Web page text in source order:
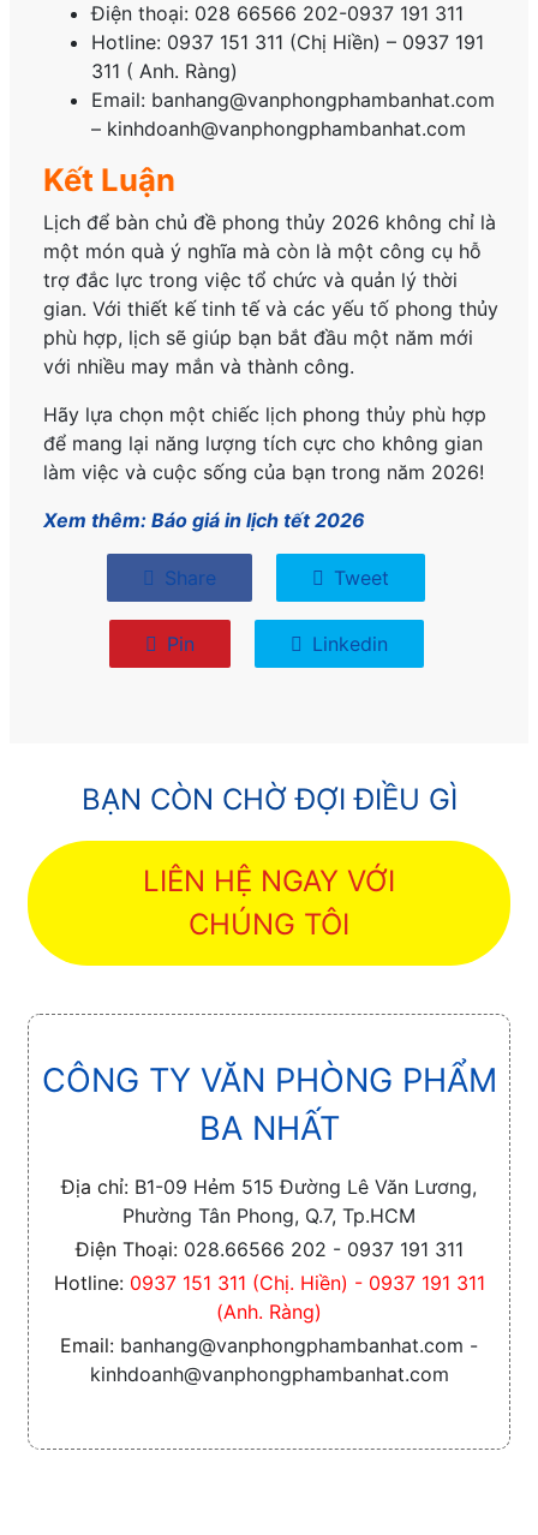
Điện thoại: 028 66566 202-0937 191 311
Hotline: 0937 151 311 (Chị Hiền) – 0937 191
311 ( Anh. Ràng)
Email: banhang@vanphongphambanhat.com
– kinhdoanh@vanphongphambanhat.com
Kết Luận
Lịch để bàn chủ đề phong thủy 2026 không chỉ là
một món quà ý nghĩa mà còn là một công cụ hỗ
trợ đắc lực trong việc tổ chức và quản lý thời
gian. Với thiết kế tinh tế và các yếu tố phong thủy
phù hợp, lịch sẽ giúp bạn bắt đầu một năm mới
với nhiều may mắn và thành công.
Hãy lựa chọn một chiếc lịch phong thủy phù hợp
để mang lại năng lượng tích cực cho không gian
làm việc và cuộc sống của bạn trong năm 2026!
Xem thêm: Báo giá in lịch tết 2026
Share Tweet
Pin Linkedin
BẠN CÒN CHỜ ĐỢI ĐIỀU GÌ
LIÊN HỆ NGAY VỚI
CHÚNG TÔI
CÔNG TY VĂN PHÒNG PHẨM
BA NHẤT
Địa chỉ: B1-09 Hẻm 515 Đường Lê Văn Lương,
Phường Tân Phong, Q.7, Tp.HCM
Điện Thoại: 028.66566 202 - 0937 191 311
Hotline: 0937 151 311 (Chị. Hiền) - 0937 191 311
(Anh. Ràng)
Email: banhang@vanphongphambanhat.com -
kinhdoanh@vanphongphambanhat.com